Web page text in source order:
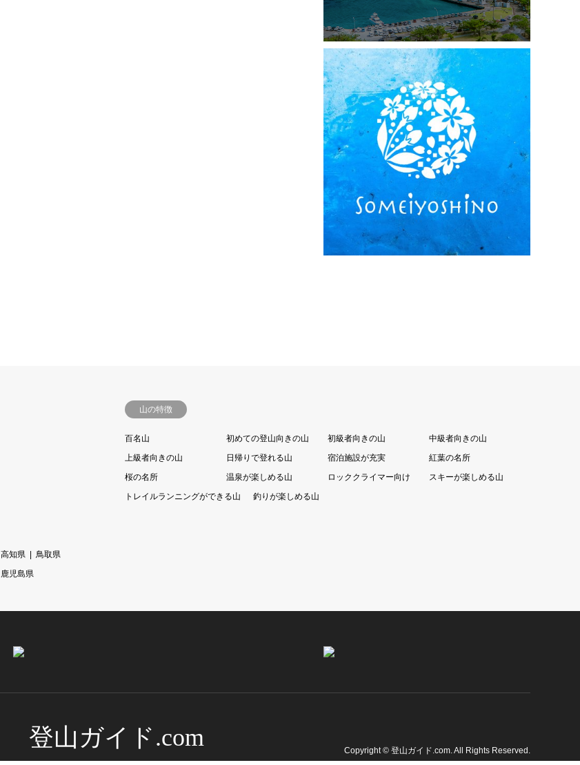
高知県
鳥取県
鹿児島県
山の特徴
百名山 初めての登山向きの山 初級者向きの山
中級者向きの山
上級者向きの山
日帰りで登れる山 宿泊施設が充実
紅葉の名所
桜の名所
温泉が楽しめる山 ロッククライマー向け
スキーが楽しめる山
トレイルランニングができる山
釣りが楽しめる山
登山ガイド.com Copyright © 登山ガイド.com . All Rights Reserved.